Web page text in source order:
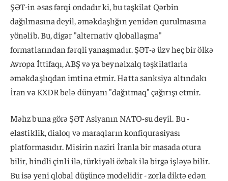
ŞƏT-in əsas fərqi ondadır ki, bu təşkilat Qərbin
dağılmasına deyil, əməkdaşlığın yenidən qurulmasına
yönəlib. Bu, digər "alternativ qloballaşma"
formatlarından fərqli yanaşmadır. ŞƏT-ə üzv heç bir ölkə
Avropa İttifaqı, ABŞ və ya beynəlxalq təşkilatlarla
əməkdaşlıqdan imtina etmir. Hətta sanksiya altındakı
İran və KXDR belə dünyanı "dağıtmaq" çağırışı etmir.
Məhz buna görə ŞƏT Asiyanın NATO-su deyil. Bu -
elastiklik, dialoq və maraqların konfiqurasiyası
platformasıdır. Misirin naziri İranla bir masada otura
bilir, hindli çinli ilə, türkiyəli özbək ilə birgə işləyə bilir.
Bu isə yeni qlobal düşüncə modelidir - zorla diktə edən